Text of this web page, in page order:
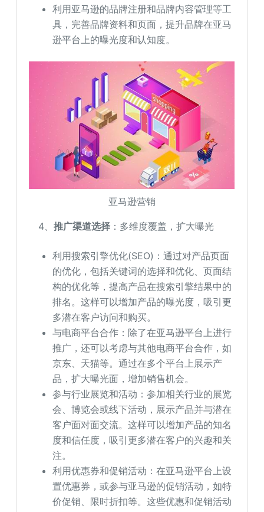
利用亚马逊的品牌注册和品牌内容管理等工
具，完善品牌资料和页面，提升品牌在亚马
逊平台上的曝光度和认知度。
亚马逊营销
4、推广渠道选择 ：多维度覆盖，扩大曝光
利用搜索引擎优化(SEO)：通过对产品页面
的优化，包括关键词的选择和优化、页面结
构的优化等，提高产品在搜索引擎结果中的
排名。这样可以增加产品的曝光度，吸引更
多潜在客户访问和购买。
与电商平台合作：除了在亚马逊平台上进行
推广，还可以考虑与其他电商平台合作，如
京东、天猫等。通过在多个平台上展示产
品，扩大曝光面，增加销售机会。
参与行业展览和活动：参加相关行业的展览
会、博览会或线下活动，展示产品并与潜在
客户面对面交流。这样可以增加产品的知名
度和信任度，吸引更多潜在客户的兴趣和关
注。
利用优惠券和促销活动：在亚马逊平台上设
置优惠券，或参与亚马逊的促销活动，如特
价促销、限时折扣等。这些优惠和促销活动